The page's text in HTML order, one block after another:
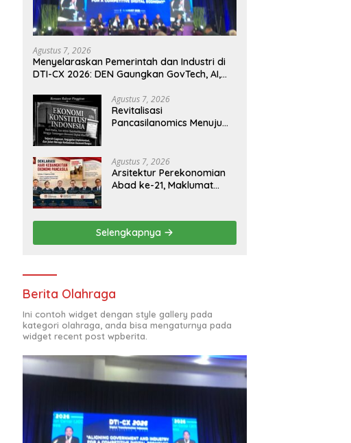
Agustus 7, 2026
Menyelaraskan Pemerintah dan Industri di
DTI-CX 2026: DEN Gaungkan GovTech, AI,
Digital yang KompetitifAgustus 7, 2026
Revitalisasi
Pancasilanomics Menuju
Agustus 7, 2026
Arsitektur Perekonomian
Abad ke-21, Maklumat
Kedaulatan Ekonomi
Selengkapnya
Berita Olahraga
Ini contoh widget dengan style gallery pada
kategori olahraga, anda bisa mengaturnya pada
widget recent post wpberita.